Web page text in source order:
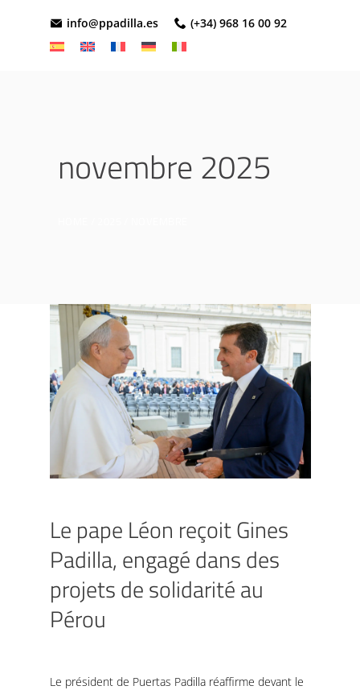
info@ppadilla.es (+34) 968 16 00 92
novembre 2025
Le pape Léon reçoit Gines
Padilla, engagé dans des
projets de solidarité au
Pérou
Le président de Puertas Padilla réaffirme devant le